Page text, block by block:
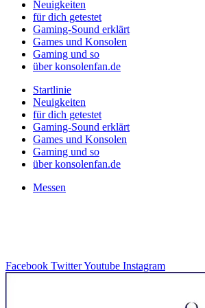
Neuigkeiten
für dich getestet
Gaming-Sound erklärt
Games und Konsolen
Gaming und so
über konsolenfan.de
Startlinie
Neuigkeiten
für dich getestet
Gaming-Sound erklärt
Games und Konsolen
Gaming und so
über konsolenfan.de
Messen
Facebook TwitterYoutube Instagram